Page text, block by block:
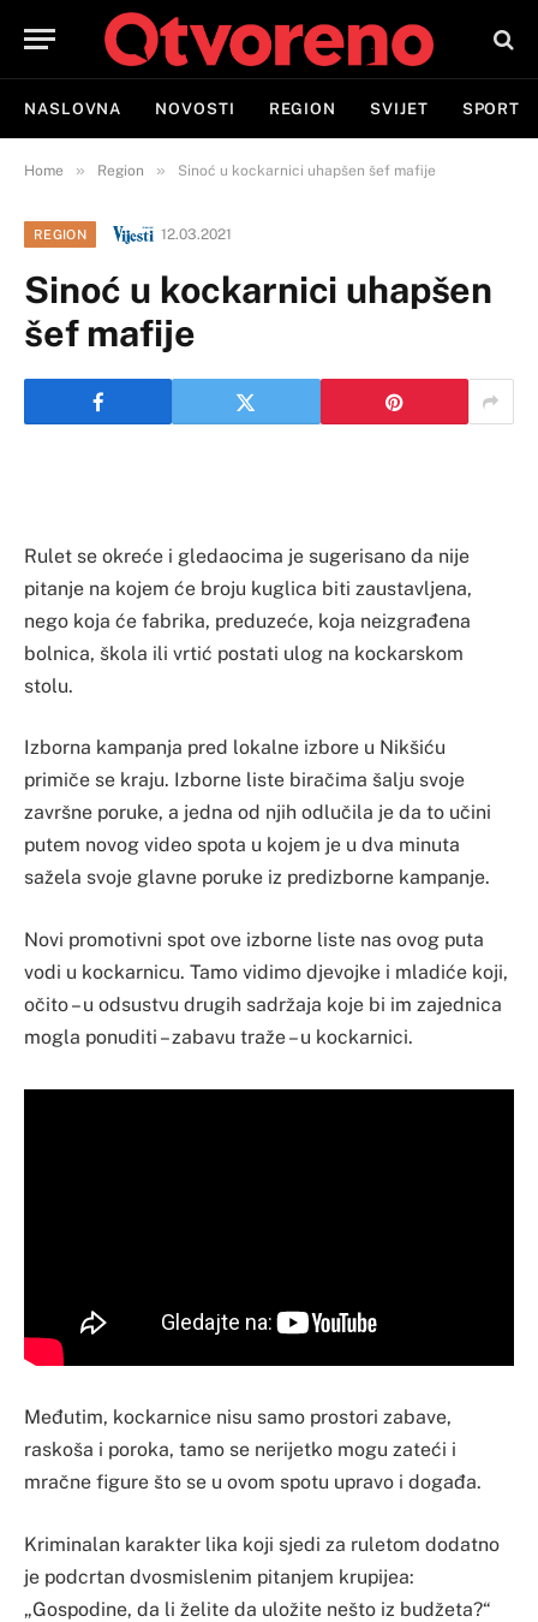
NASLOVNA NOVOSTI REGION SVIJET SPORT
Home » Region » Sinoć u kockarnici uhapšen šef mafije
REGION 12.03.2021
Sinoć u kockarnici uhapšen
šef mafije
Rulet se okreće i gledaocima je sugerisano da nije
pitanje na kojem će broju kuglica biti zaustavljena,
nego koja će fabrika, preduzeće, koja neizgrađena
bolnica, škola ili vrtić postati ulog na kockarskom
stolu.
Izborna kampanja pred lokalne izbore u Nikšiću
primiče se kraju. Izborne liste biračima šalju svoje
završne poruke, a jedna od njih odlučila je da to učini
putem novog video spota u kojem je u dva minuta
sažela svoje glavne poruke iz predizborne kampanje.
Novi promotivni spot ove izborne liste nas ovog puta
vodi u kockarnicu. Tamo vidimo djevojke i mladiće koji,
očito – u odsustvu drugih sadržaja koje bi im zajednica
mogla ponuditi – zabavu traže – u kockarnici.
Međutim, kockarnice nisu samo prostori zabave,
raskoša i poroka, tamo se nerijetko mogu zateći i
mračne figure što se u ovom spotu upravo i događa.
Kriminalan karakter lika koji sjedi za ruletom dodatno
je podcrtan dvosmislenim pitanjem krupijea:
„Gospodine, da li želite da uložite nešto iz budžeta?“